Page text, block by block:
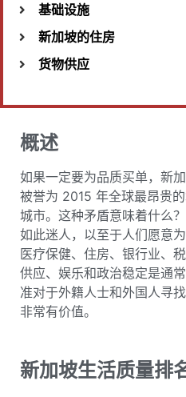
基础设施
新加坡的住房
货物供应
概述
如果一定要为品质买单，新
被誉为 2015 年全球最昂贵
城市。这种矛盾意味着什么
如此迷人，以至于人们愿意
医疗保健、住房、银行业、
供应、娱乐和政治稳定是通
准对于外籍人士和外国人寻
非常有价值。
新加坡生活质量排